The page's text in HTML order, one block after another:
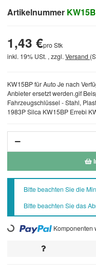
Artikelnummer
KW15BP für Auto Je nach
Anbieter ersetzt werden.gif
Fahrzeugschlüssel - Stahl,
1983P Silca KW15BP Errebi
1,43 €pro Stk
inkl. 19% USt. , zzgl. Versand
xBitte beachten Sie die
Bitte beachten Sie das
Loading... Komponenten